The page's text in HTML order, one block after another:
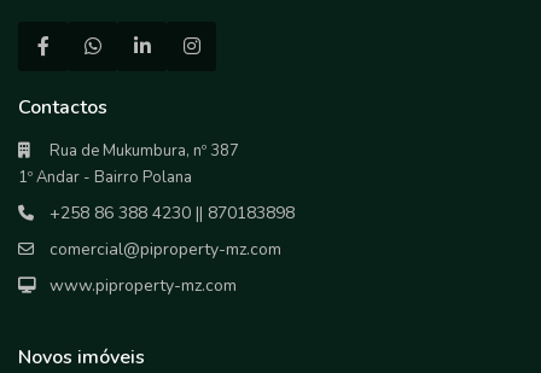
Contactos
Rua de Mukumbura, nº 387
1º Andar - Bairro Polana
+258 86 388 4230 || 870183898
comercial@piproperty-mz.com
www.piproperty-mz.com
Novos imóveis